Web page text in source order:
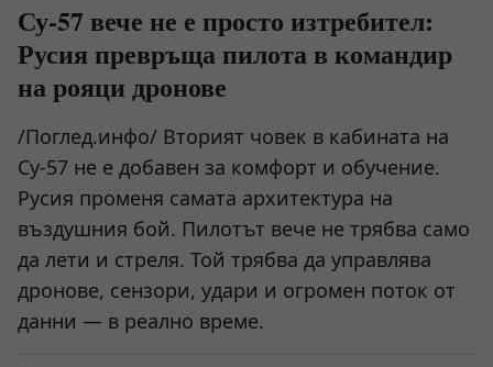
Су-57 вече не е просто изтребител:
Русия превръща пилота в командир
на рояци дронове
/Поглед.инфо/ Вторият човек в кабината на
Су-57 не е добавен за комфорт и обучение.
Русия променя самата архитектура на
въздушния бой. Пилотът вече не трябва само
да лети и стреля. Той трябва да управлява
дронове, сензори, удари и огромен поток от
данни — в реално време.